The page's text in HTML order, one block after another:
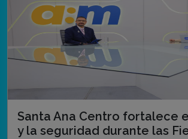
Santa Ana Centro fortalece
y la seguridad durante las